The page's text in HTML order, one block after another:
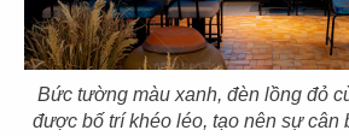
Bức tường màu xanh, đèn lồng đỏ
được bố trí khéo léo, tạo nên sự cân
83
BARTELS
CN Thảo Điền, Q.2
84
TAO
CN Thủ